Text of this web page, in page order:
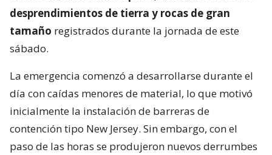
desprendimientos de tierra y rocas de gran
tamaño registrados durante la jornada de este
sábado.
La emergencia comenzó a desarrollarse durante el
día con caídas menores de material, lo que motivó
inicialmente la instalación de barreras de
contención tipo New Jersey. Sin embargo, con el
paso de las horas se produjeron nuevos derrumbes